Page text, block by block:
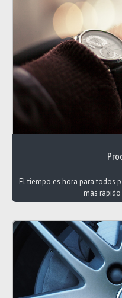
El tiempo es hora para todos
más